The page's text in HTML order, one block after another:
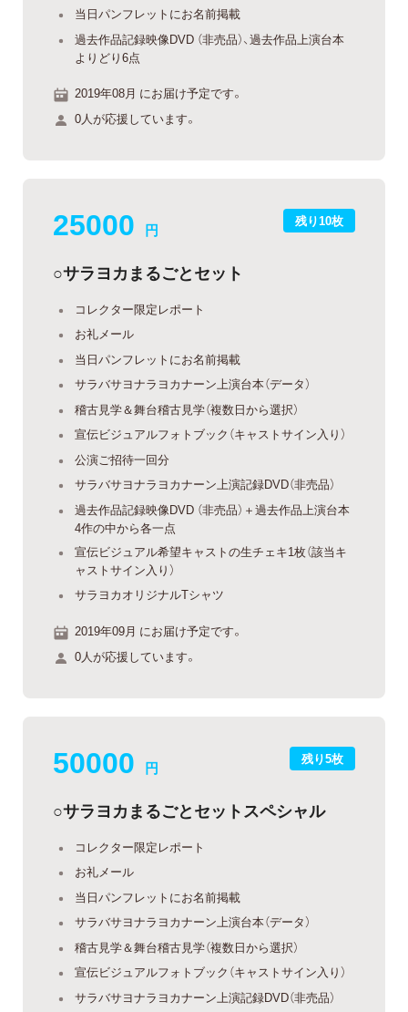
当日パンフレットにお名前掲載
過去作品記録映像DVD （非売品）、過去作品上演台本
よりどり6点
2019年08月 にお届け予定です。
0人が応援しています。
残り10枚
25000 円
○サラヨカまるごとセット
コレクター限定レポート
お礼メール
当日パンフレットにお名前掲載
サラバサヨナラヨカナーン上演台本（データ）
稽古見学＆舞台稽古見学（複数日から選択）
宣伝ビジュアルフォトブック（キャストサイン入り）
公演ご招待一回分
サラバサヨナラヨカナーン上演記録DVD（非売品）
過去作品記録映像DVD （非売品）＋過去作品上演台本
4作の中から各一点
宣伝ビジュアル希望キャストの生チェキ1枚（該当キ
ャストサイン入り）
サラヨカオリジナルTシャツ
2019年09月 にお届け予定です。
0人が応援しています。
残り5枚
50000 円
○サラヨカまるごとセットスペシャル
コレクター限定レポート
お礼メール
当日パンフレットにお名前掲載
サラバサヨナラヨカナーン上演台本（データ）
稽古見学＆舞台稽古見学（複数日から選択）
宣伝ビジュアルフォトブック（キャストサイン入り）
サラバサヨナラヨカナーン上演記録DVD（非売品）